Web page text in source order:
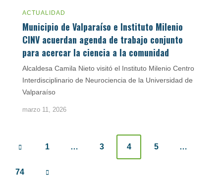
ACTUALIDAD
Municipio de Valparaíso e Instituto Milenio
CINV acuerdan agenda de trabajo conjunto
para acercar la ciencia a la comunidad
Alcaldesa Camila Nieto visitó el Instituto Milenio Centro
Interdisciplinario de Neurociencia de la Universidad de
Valparaíso
marzo 11, 2026
Posts
navigation
1 … 3 4 5 …
74